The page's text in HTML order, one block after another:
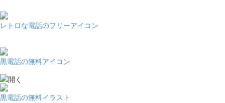
レトロな電話のフリーアイコン
黒電話の無料アイコン
黒電話の無料イラスト